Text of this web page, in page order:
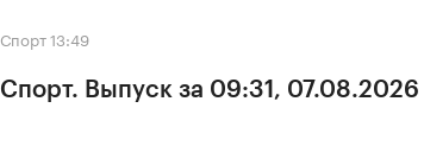
Спорт13:49
Спорт. Выпуск за 09:31, 07.08.2026